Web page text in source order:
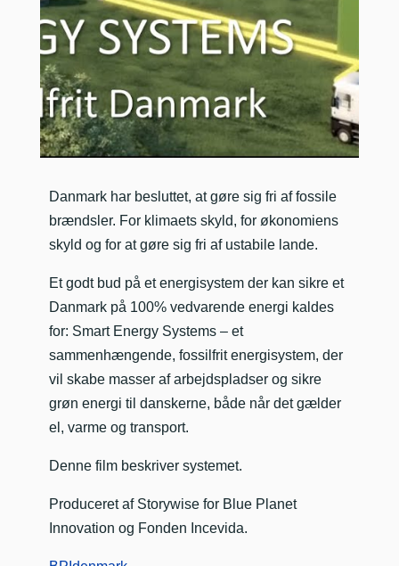
Danmark har besluttet, at gøre sig fri af fossile
brændsler. For klimaets skyld, for økonomiens
skyld og for at gøre sig fri af ustabile lande.
Et godt bud på et energisystem der kan sikre et
Danmark på 100% vedvarende energi kaldes
for: Smart Energy Systems – et
sammenhængende, fossilfrit energisystem, der
vil skabe masser af arbejdspladser og sikre
grøn energi til danskerne, både når det gælder
el, varme og transport.
Denne film beskriver systemet.
Produceret af Storywise for Blue Planet
Innovation og Fonden Incevida.